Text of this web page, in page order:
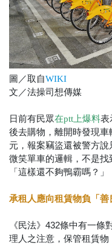
圖／取自WIKI
文／法操司想傳媒
日前有民眾在ptt上爆料表
後去購物，離開時發現
元，報案竊盜還被警方說
微笑單車的邏輯，不是找
「這樣還不夠鴨霸嗎？」
承租人應向租賃物負「
《民法》432條中有一
理人之注意，保管租賃